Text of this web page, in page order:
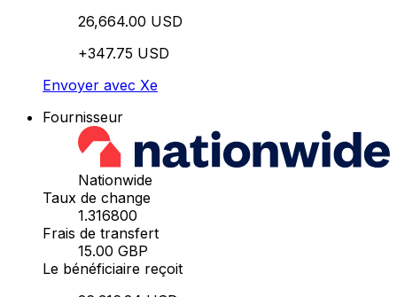
26,664.00 USD
+347.75 USD
Envoyer avec Xe
Fournisseur
Nationwide
Taux de change
1.316800
Frais de transfert
15.00 GBP
Le bénéficiaire reçoit